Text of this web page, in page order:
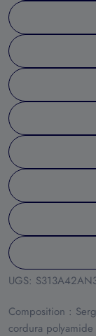
UGS:
Composition :
cordura